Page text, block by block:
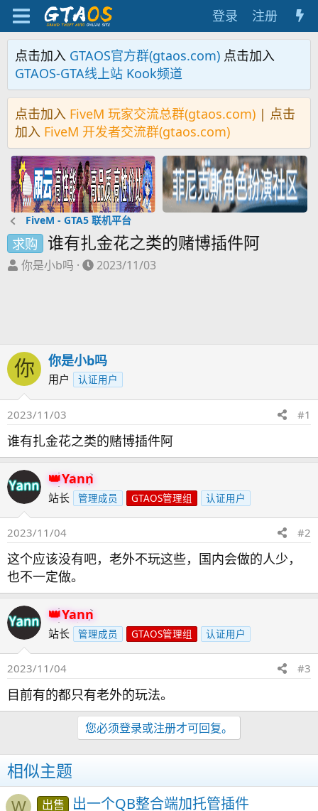
登录 注册
点击加入 GTAOS官方群(gtaos.com) 点击加入
GTAOS-GTA线上站 Kook频道
点击加入 FiveM 玩家交流总群(gtaos.com) | 点击
加入 FiveM 开发者交流群(gtaos.com)
FiveM - GTA5 联机平台
求购 谁有扎金花之类的赌博插件阿
主
你是小b吗
开
2023/11/03
你 你是小b吗
用户 认证用户
2023/11/03 #1
谁有扎金花之类的赌博插件阿
Yann
站长 管理成员 GTAOS管理组 认证用户
2023/11/04 #2
这个应该没有吧，老外不玩这些，国内会做的人少，
也不一定做。
Yann
站长 管理成员 GTAOS管理组 认证用户
2023/11/04 #3
目前有的都只有老外的玩法。
您必须登录或注册才可回复。
相似主题
W 出售 出一个QB整合端加托管插件